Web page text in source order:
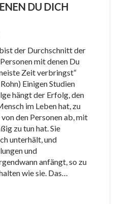
DU DICH
der Durchschnitt der
mit denen Du
Zeit verbringst“
Einigen Studien
hängt der Erfolg, den
im Leben hat, zu
von den Personen ab, mit
zu tun hat. Sie
unterhält, und
und
anfängt, so zu
wie sie. Das…